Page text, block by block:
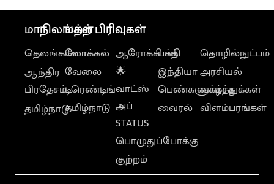
மாநிலங்கள்
தெலங்கானா
ஆந்திர
பிரதேசம்
தமிழ்நாடு
மற்ற பிரிவுகள்
லோக்கல்
வேலை
டிரெண்டிங்
தமிழ்நாடு
ஆரோக்கியம்
🌟
வாட்ஸ்
அப்
STATUS
பொழுதுப்போக்கு
குற்றம்
பக்தி
இந்தியா
பெண்களுக்காக
வைரல்
தொழில்நுட்பம்
அரசியல்
வாழ்த்துக்கள்
விளம்பரங்கள்